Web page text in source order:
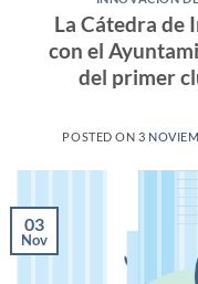
La Cátedra de
con el
del primer
POSTED ON3
03
Nov